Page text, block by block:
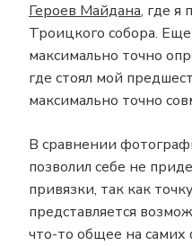
Героев Майдана, где я
Троицкого собора.
максимально точно
где стоял мой
максимально точно
В сравнении
позволил себе не
привязки, так как
представляется
что-то общее на